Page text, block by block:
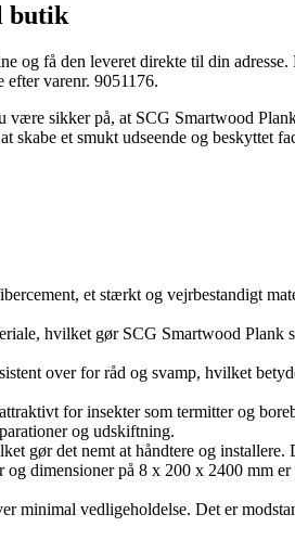
butik
og få den leveret direkte til din
varenr. 9051176.
sikker på, at SCG Smartwood
et smukt udseende og beskyttet
et stærkt og vejrbestandigt
hvilket gør SCG Smartwood
over for råd og svamp, hvilket
for insekter som termitter og
og udskiftning.
gør det nemt at håndtere og
dimensioner på 8 x 200 x 2400 mm
minimal vedligeholdelse. Det er